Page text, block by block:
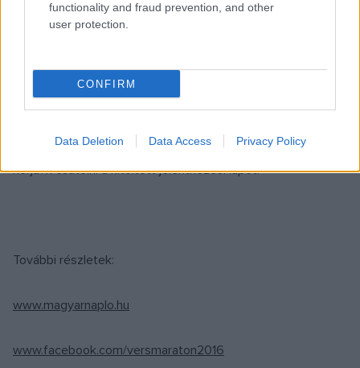
functionality and fraud prevention, and other
user protection.
CONFIRM
Data Deletion Data Access Privacy Policy
(Igricek zenekar), Stifner Gábor (rádiós szerkesztő)
A pályázatokat 2016. február 1-jétől .MP3 (128 kbps) vagy
hanghordozokpalyazat@gmail.com email címre. A dalokhoz
kérju?k csatolni a kitöltött jelentkezési lapot!
További részletek:
www.magyarnaplo.hu
www.facebook.com/versmaraton2016